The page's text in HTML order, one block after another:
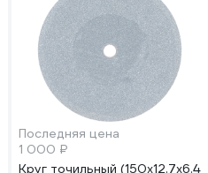
Последняя цена
1 000 ₽
Круг точильный (150х12.7х6.4